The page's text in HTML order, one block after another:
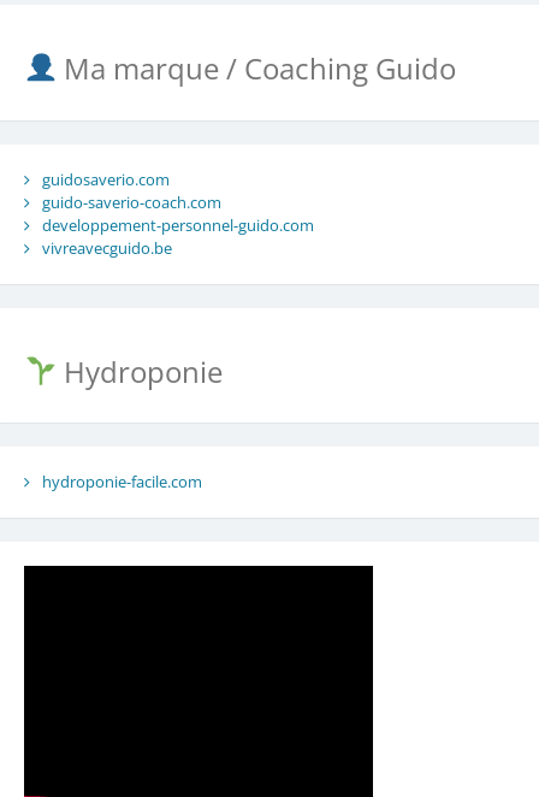
Ma marque / Coaching Guido
guidosaverio.com
guido-saverio-coach.com
developpement-personnel-guido.com
vivreavecguido.be
Hydroponie
hydroponie-facile.com